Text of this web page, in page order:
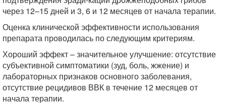
через 12–15 дней и 3, 6 и 12 месяцев от начала терапии.
Оценка клинической эффективности использования
препарата проводилась по следующим критериям.
Хороший эффект – значительное улучшение: отсутствие
субъективной симптоматики (зуд, боль, жжение) и
лабораторных признаков основного заболевания,
отсутствие рецидивов ВВК в течение 12 месяцев от
начала терапии.